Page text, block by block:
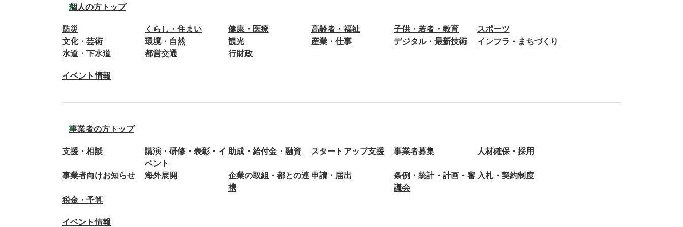
個人の方トップ
防災 くらし・住まい 健康・医療 高齢者・福祉 子供・若者・教育
スポーツ
文化・芸術
環境・自然 観光 産業・仕事 デジタル・最新技術
インフラ・まちづくり
水道・下水道
都営交通 行財政
イベント情報
事業者の方トップ
支援・相談
講演・研修・表彰・イ
ベント
助成・給付金・融資 スタートアップ支援 事業者募集 人材確保・採用
事業者向けお知らせ 海外展開
企業の取組・都との連
携
申請・届出
条例・統計・計画・審
議会
入札・契約制度
税金・予算
イベント情報